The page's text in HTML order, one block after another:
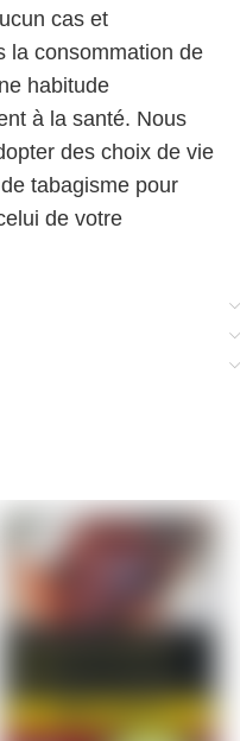
cas et
la consommation de
habitude
à la santé. Nous
des choix de vie
tabagisme pour
de votre